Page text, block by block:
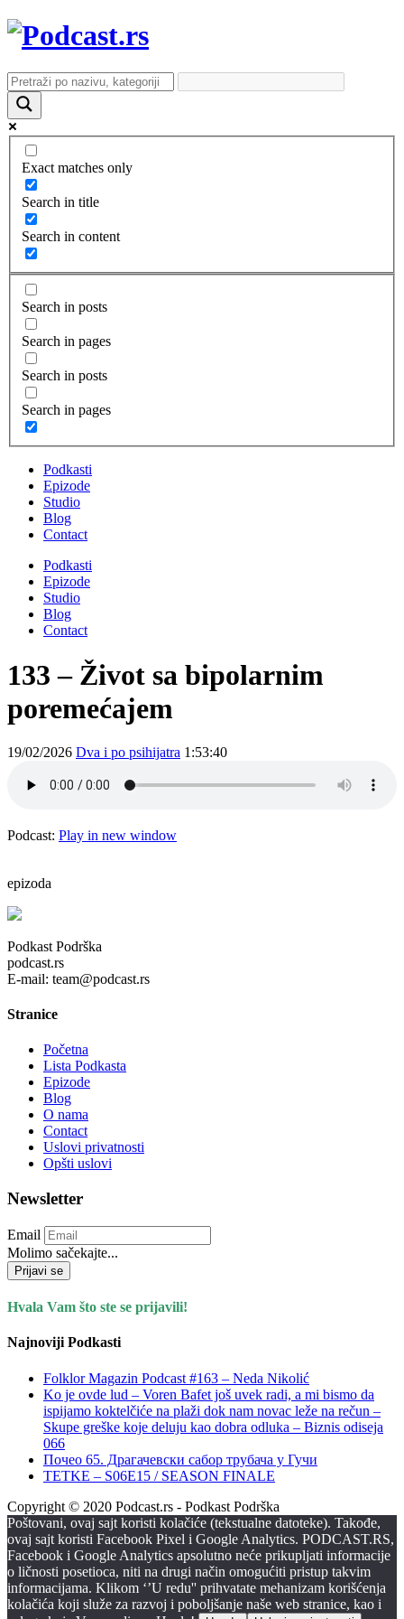
Exact matches only
Search in title
Search in content
Search in posts
Search in pages
Search in posts
Search in pages
Podkasti
Epizode
Studio
Blog
Contact
Podkasti
Epizode
Studio
Blog
Contact
133 – Život sa bipolarnim
poremećajem
19/02/2026 Dva i po psihijatra 1:53:40
Podcast: Play in new window
epizoda
Podkast Podrška
podcast.rs
E-mail: team@podcast.rs
Stranice
Početna
Lista Podkasta
Epizode
Blog
O nama
Contact
Uslovi privatnosti
Opšti uslovi
Newsletter
Email
Molimo sačekajte...
Prijavi se
Hvala Vam što ste se prijavili!
Najnoviji Podkasti
Folklor Magazin Podcast #163 – Neda Nikolić
Ko je ovde lud – Voren Bafet još uvek radi, a mi bismo da
ispijamo koktelčiće na plaži dok nam novac leže na rečun –
Skupe greške koje deluju kao dobra odluka – Biznis odiseja
066
Почео 65. Драгачевски сабор трубача у Гучи
TETKE – S06E15 / SEASON FINALE
Copyright © 2020 Podcast.rs - Podkast Podrška
Poštovani, ovaj sajt koristi kolačiće (tekstualne datoteke). Takođe,
ovaj sajt koristi Facebook Pixel i Google Analytics. PODCAST.RS,
Facebook i Google Analytics apsolutno neće prikupljati informacije
o ličnosti posetioca, niti na drugi način omogućiti pristup takvim
informacijama. Klikom ‘’U redu'' prihvatate mehanizam korišćenja
kolačića koji služe za razvoj i poboljšanje naše web stranice, kao i